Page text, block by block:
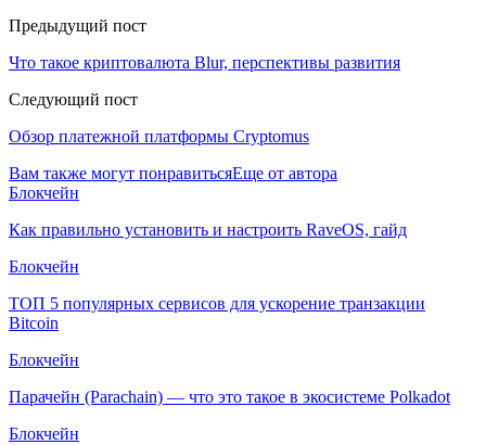
Предыдущий пост
Что такое криптовалюта Blur, перспективы развития
Следующий пост
Обзор платежной платформы Cryptomus
Вам также могут понравитьсяЕще от автора
Блокчейн
Как правильно установить и настроить RaveOS, гайд
Блокчейн
ТОП 5 популярных сервисов для ускорение транзакции
Bitcoin
Блокчейн
Парачейн (Parachain) — что это такое в экосистеме Polkadot
Блокчейн